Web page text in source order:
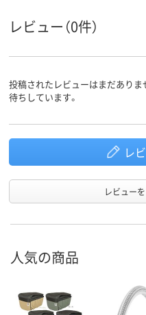
レビュー（0件）
投稿されたレビューはまだあり
待ちしています。
レ
レビュー
人気の商品